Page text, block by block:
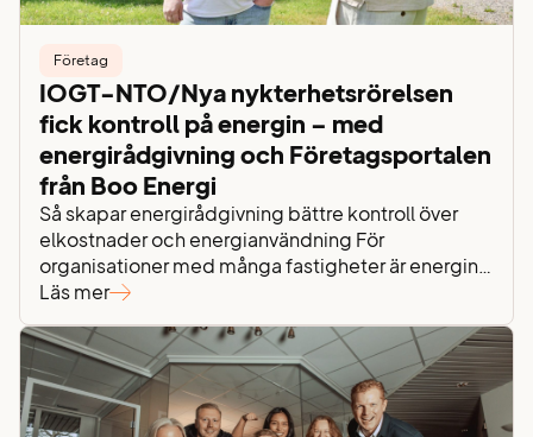
Företag
IOGT-NTO/Nya nykterhetsrörelsen
fick kontroll på energin – med
energirådgivning och Företagsportalen
från Boo Energi
Så skapar energirådgivning bättre kontroll över
elkostnader och energianvändning För
organisationer med många fastigheter är energin
en viktig – men ofta svåröverskådlig – del av
verksamheten. För IOGT-NTO/Nya
nykterhetsrörelsen handlar det inte bara om att
köpa el, utan om att förstå hur energin används,
vad den kostar och hur den kan optimeras. Genom
att arbeta…
Läs mer